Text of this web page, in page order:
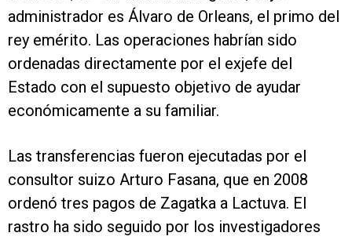
administrador es Álvaro de Orleans, el primo del
rey emérito. Las operaciones habrían sido
ordenadas directamente por el exjefe del
Estado con el supuesto objetivo de ayudar
económicamente a su familiar.
Las transferencias fueron ejecutadas por el
consultor suizo Arturo Fasana, que en 2008
ordenó tres pagos de Zagatka a Lactuva. El
rastro ha sido seguido por los investigadores